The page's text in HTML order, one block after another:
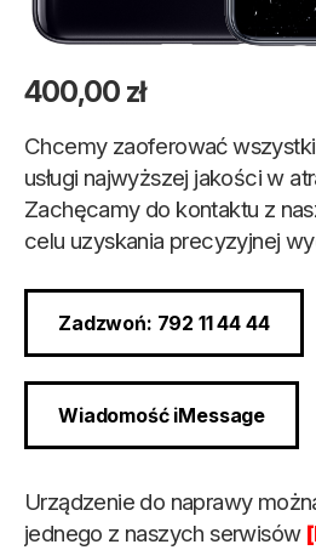
400,00 zł
Chcemy zaoferować
usługi najwyższej jakości w
Zachęcamy do kontaktu z
celu uzyskania precyzyjnej
Zadzwoń: 792 11 44 44
Wiadomość iMessage
Urządzenie do naprawy
jednego z naszych serwisów